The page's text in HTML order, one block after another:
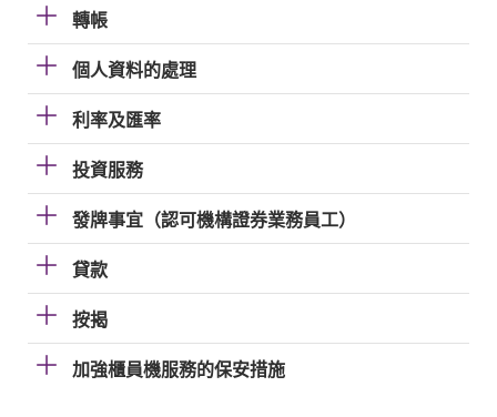
轉帳
個人資料的處理
利率及匯率
投資服務
發牌事宜（認可機構證券業務員工）
貸款
按揭
加強櫃員機服務的保安措施